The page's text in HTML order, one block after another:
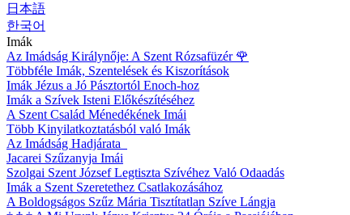
日本語
한국어
Imák
Az Imádság Királynője: A Szent Rózsafüzér 🌹
Többféle Imák, Szentelések és Kiszorítások
Imák Jézus a Jó Pásztortól Enoch-hoz
Imák a Szívek Isteni Előkészítéséhez
A Szent Család Ménedékének Imái
Több Kinyilatkoztatásból való Imák
Az Imádság Hadjárata
Jacarei Szűzanyja Imái
Szolgai Szent József Legtiszta Szívéhez Való Odaadás
Imák a Szent Szeretethez Csatlakozásához
A Boldogságos Szűz Mária Tisztítatlan Szíve Lángja